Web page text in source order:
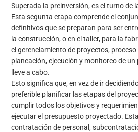
Superada la preinversión, es el turno de
Esta segunta etapa comprende el
definitivos que se preparan para ser
la construcción, o en el taller, para la
el gerenciamiento de proyectos,
planeación, ejecución y monitoreo de
lleve a cabo.
Esto significa que, en vez de ir
preferible planificar las etapas del
cumplir todos los objetivos y
ejecutar el presupuesto proyectado.
contratación de personal,